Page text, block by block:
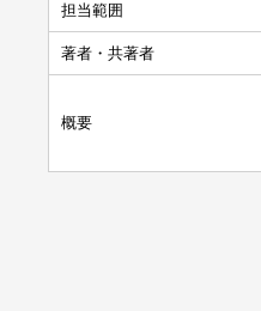
担当範囲
著者・共著者
概要